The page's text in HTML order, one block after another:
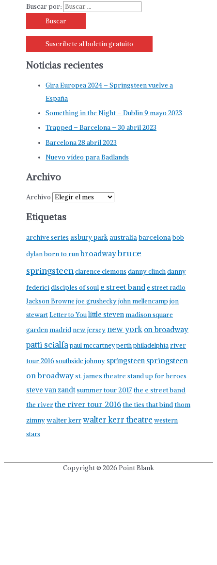
Buscar por:
Suscríbete al boletín gratuito
Noticias recientes
Gira Europea 2024 – Springsteen vuelve a
España
Something in the Night – Dublin 9 mayo 2023
Trapped – Barcelona – 30 abril 2023
Barcelona 28 abril 2023
Nuevo vídeo para Badlands
Archivo
Archivo
Etiquetas
archive series asbury park australiabarcelonabob
dylanborn to runbroadwaybruce
springsteenclarence clemons danny clinchdanny
federicidisciples of soul e street bande street radio
Jackson Browne joe grusheckyjohn mellencamp jon
stewartLetter to Youlittle stevenmadison square
gardenmadridnew jerseynew york on broadway
patti scialfapaul mccartneyperthphiladelphiariver
tour 2016southside johnny springsteen springsteen
on broadway st. james theatre stand up for heroes
steve van zandt summer tour 2017 the e street band
the riverthe river tour 2016the ties that bindthom
zimnywalter kerrwalter kerr theatre western
stars
Copyright © 2026 Point Blank